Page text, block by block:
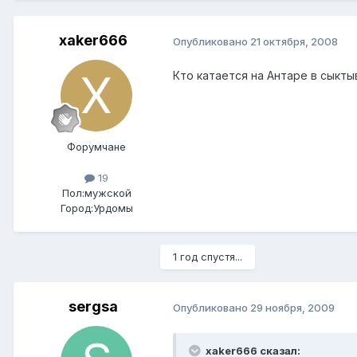
xaker666
Форумчане
19
Пол:мужской
Город:Урдомы
Опубликовано 21 октября, 2008
Кто катается на Антаре в
1 год спустя...
sergsa Опубликовано 29 ноября, 2009
xaker666 сказал: